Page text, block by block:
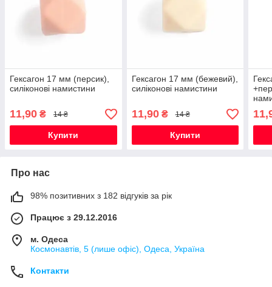
Гексагон 17 мм (персик),
силіконові намистини
11,90 ₴ 14 ₴
Купити
Гексагон 17 мм (бежевий),
силіконові намистини
11,90₴ 14 ₴
Купити
Про нас
98% позитивних з 182 відгуків за рік
Працює з 29.12.2016
м. Одеса
Космонавтів, 5 (лише офіс), Одеса, Україна
Контакти